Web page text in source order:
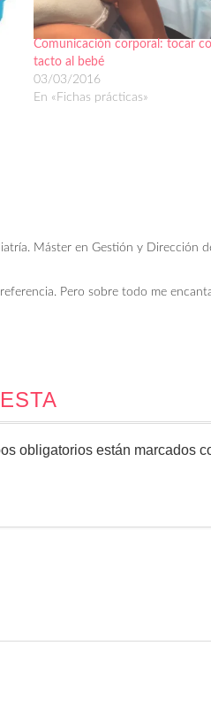
Comunicación corporal: tocar
tacto al bebé
03/03/2016
En «Fichas prácticas»
Máster en Gestión y Dirección
Pero sobre todo me
obligatorios están marcados